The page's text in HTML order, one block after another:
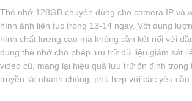
quang chất lượng, uy tín và giá rẻ nhất trên thị
🏡 An toàn tại nhà, công ty hoặc cơ sở kinh
nay! 🏢
🔧 Hãy liên hệ ngay để được tư vấn miễn phí và
cho việc lắp đặt Camera Zoom Quang!
Thẻ nhớ 128GB chuyên dùng cho camera IP và
hình ảnh liên tục trong 13-14 ngày. Với dung
hình chất lượng cao mà không cần kết nối với
dụng thẻ nhớ cho phép lưu trữ dữ liệu giám sát
video cũ, mang lại hiệu quả lưu trữ ổn định trong
truyền tải nhanh chóng, phù hợp với các yêu cầu